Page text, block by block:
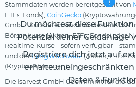
Du möchtest diese
Potenzial deiner Geldanlage
Registriere dich jetzt auf
erhalte uneingeschränkten
Daten &
Stammdaten werden bereitgestellt von
ETFs, Fonds), CoinGecko
GmbH. Kursdaten sind mindestens 15
Börsenkurse (Aktien, ETFs, Fonds) oder
Realtime-Kurse – sofern verfügbar –
und derLang & Schwarz(Aktien, ETFs,
(Kryptowährungen).
Die Isarvest GmbH übernimmt für die